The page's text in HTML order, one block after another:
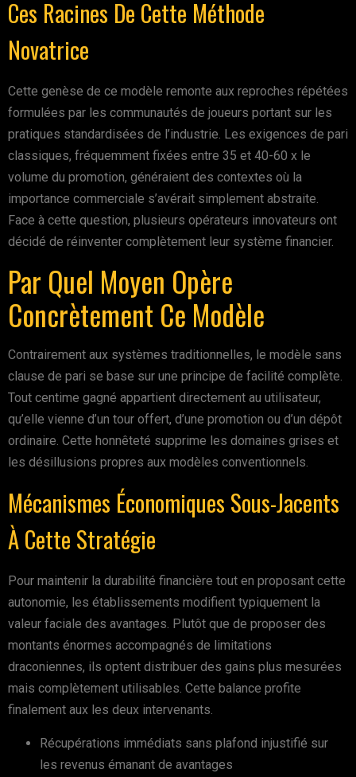
Ces Racines De Cette Méthode
Novatrice
Cette genèse de ce modèle remonte aux reproches répétées
formulées par les communautés de joueurs portant sur les
pratiques standardisées de l’industrie. Les exigences de pari
classiques, fréquemment fixées entre 35 et 40-60 x le
volume du promotion, généraient des contextes où la
importance commerciale s’avérait simplement abstraite.
Face à cette question, plusieurs opérateurs innovateurs ont
décidé de réinventer complètement leur système financier.
Par Quel Moyen Opère
Concrètement Ce Modèle
Contrairement aux systèmes traditionnelles, le modèle sans
clause de pari se base sur une principe de facilité complète.
Tout centime gagné appartient directement au utilisateur,
qu’elle vienne d’un tour offert, d’une promotion ou d’un dépôt
ordinaire. Cette honnêteté supprime les domaines grises et
les désillusions propres aux modèles conventionnels.
Mécanismes Économiques Sous-Jacents
À Cette Stratégie
Pour maintenir la durabilité financière tout en proposant cette
autonomie, les établissements modifient typiquement la
valeur faciale des avantages. Plutôt que de proposer des
montants énormes accompagnés de limitations
draconiennes, ils optent distribuer des gains plus mesurées
mais complètement utilisables. Cette balance profite
finalement aux les deux intervenants.
Récupérations immédiats sans plafond injustifié sur
les revenus émanant de avantages